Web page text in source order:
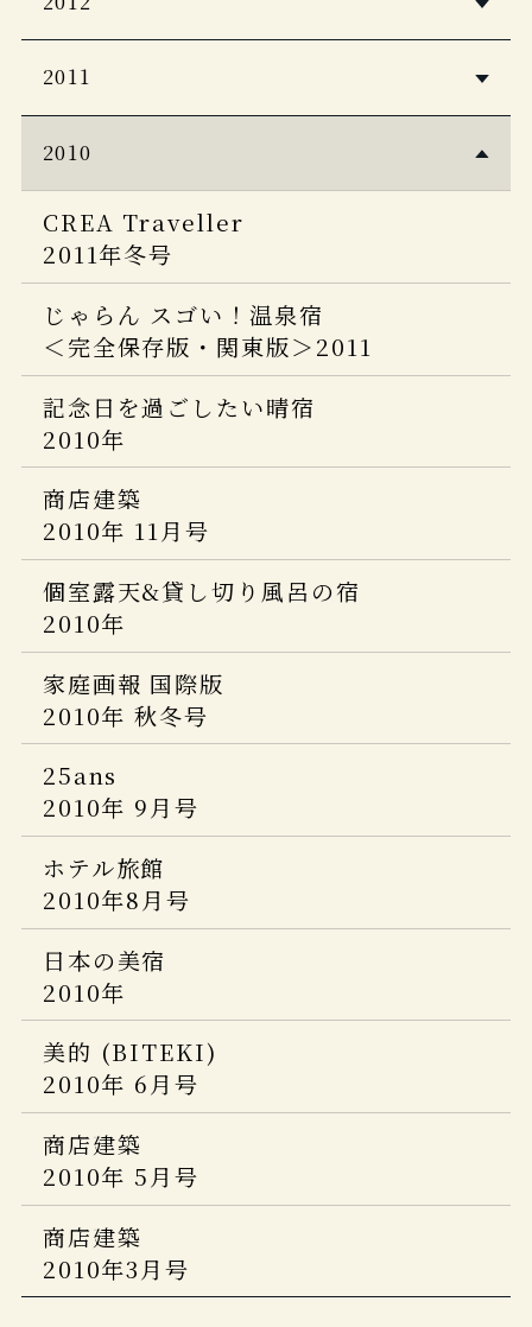
ホテル旅館
2023年10月号
商店建築
2023年9月号
一生に一度は泊まりたい！
奇跡の絶景宿
商店建築
2023年4月号
日本の憧れホテルBEST100
東海から行く絶景
プロが選んだ日本のホテル・旅館100選
&日本の小宿 2021年度版
Discover Japan TRAVEL ニッポンの
一流ホテル＆名旅館
ホテル旅館
2020年4月号
旅色 何度も行きたい日本のいい宿
オセラ
2020 1-2号
冬の気ままなひとり旅。
2020
Discover Japan
2020年2月号
日本の絶景 最新版
ELLE JAPON
2020年３月号
眺めの良い店
一生に一度は泊まってみたい！
世界の究極ホテル
プロが選んだ日本のホテル・旅館100選
&日本の小宿 2019年度版
和樂
2019年8・9月号
Discover Japan TRAVEL
2019年7月号
JCB THE PREMIUM
2019年5月号
FIGARO japon
2019年７月号
ホテル旅館
2019年6月号
５つ星の宿
日本の新絶景
CREA
2019年 2・3月号
家庭画報
2019年2月号
5つ星の宿
TURNS 2018APR Vol.28
CREA
2018年 2・3月号
GG
2017年10月号
一生に一度は行くべき東海の絶景
ミセス
2017年7月号
ミシュランガイド北海道
2017特別版
ＦＩＧＡＲＯ・ｊｐウェブサイト版
2017年8月
Miyagi Brand Collection2017
婦人画報
2017年8月号
25ans
2017年8月号
5つ星の宿
Hanako Trip
Discover Japan TRAVEL
GOLF DIGEST・Traveler
SIGNATURE4
月号
東京カレンダーＭＯＯＫＳ 今宵特等席
5つ星の宿
ＨＯＴＥＬ＆ＬＯＤＧＥ
美ストMay
個人予約の旅と宿 山陰
ホテル旅館
3月
商店建築
ホテル旅館
情報誌「VISA」に「ホテル川久」が掲
載されました。
一度は泊まってみたい! 世界の究極ホテ
ル
決定版
GQ Japan
12月号
ミシュランガイド兵庫
2016 特別版
美ST
2015年 11 月号
プロが選んだ日本のホテル・旅館100選
&日本の小宿 2016年度版
BRUTUS
2015年 8/15 号
JALグループ機内誌 SKYWARD
2015年8月
味之宿 究極旅館美学
庭
2015年 08 月号
プロが選んだ日本のホテル・旅館100選
&日本の小宿 2015年度版
HERS
2015年 07 月号
MONOCLE（モノクルマガジン）
商店建築
2015年6月号
JALグループ機内誌 SKYWARD
2015年6月
月刊ホテル旅館
2014年12月号
2014年 12月号
婦人画報
2014年10月号
JCAP7 サイトオープン
月刊ホテル旅館
2014年9月号
FRaU 2014年9月号
月刊ホテル旅館
2014年8月号
Discover Japan TRAVEL
CREA Traveller (クレア・トラベラ
ー) 2014年 07月号
LLIO リリオ vol.35 2014夏号
旅に出るなら
銀座室礼
vol.9 2014春夏
家庭画報
一個人
2014年7月号
VISA
6月号
5つ星の宿
2014年版
2013年10月号
旅サライ
じゃらん 大人のちょっと贅沢な旅
2013-2014秋冬
EVEN
2013年 10月号
週刊ゴルフダイジェスト
2013 Ｎｏ.35 9月17号
プロが選んだ日本のホテル・旅館100選
&日本の小宿 2014年度版
AGORA
8・9合併号 2013
25ans
2013年 09月号
和樂
2013年 09月号
Richesse 2013 SUMME no.4
pen
2013年7月号
クラシックホテルさんぽ
CREA
2013年 07月号
家庭画報
2013年7月号
婦人画報
2013年7月号
住まいの提案、秋田
ホテル旅館
2012年12月号
シグネチャー
2012年12月号
ミシュランガイド京都・大阪・神戸・奈
良
2013
JALグループ機内誌 Skyward
2012年10月
じゃらん おとなのためのちょっと贅沢
な旅
2012年9月
JALグループ機内誌 Skyward
2012年9月
プロが選んだ日本のホテル・旅館100選
&日本の小宿 2013年度版
LEON
2012年9月
東京カレンダー
2012年9月
MEN’S EX
2012年7月
Discover Japan
2012年6月
ホテル旅館
2012年6月号
2011
ホテル旅館
Grazia
2011年12月号
FIGARO
2011年12月号
婦人画報
2011年12月号
OZmagazineTravel
2011年12月号
ホテル旅館
2011年11月号
VOLARE
2011年 秋号
glo time
2011年
25ans
2011年 10月号
おとなのためのちょっと贅沢な旅
2011年
marisol
2011年 9月号
月刊ホテル旅館
2011年 9月号
UOMO
2011年 9月号
2010
CREA Traveller
2011年冬号
じゃらん スゴい！温泉宿
＜完全保存版・関東版＞2011
記念日を過ごしたい晴宿
2010年
商店建築
2010年 11月号
個室露天&貸し切り風呂の宿
2010年
家庭画報 国際版
2010年 秋冬号
25ans
2010年 9月号
ホテル旅館
2010年8月号
日本の美宿
2010年
美的 (BITEKI)
2010年 6月号
商店建築
2010年 5月号
商店建築
2010年3月号